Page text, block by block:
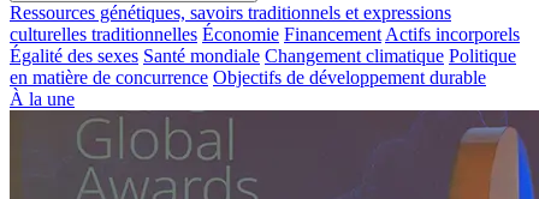
Ressources génétiques, savoirs traditionnels et expressions
culturelles traditionnelles Économie Financement Actifs incorporels
Égalité des sexes Santé mondiale Changement climatique Politique
en matière de concurrence Objectifs de développement durable
À la une